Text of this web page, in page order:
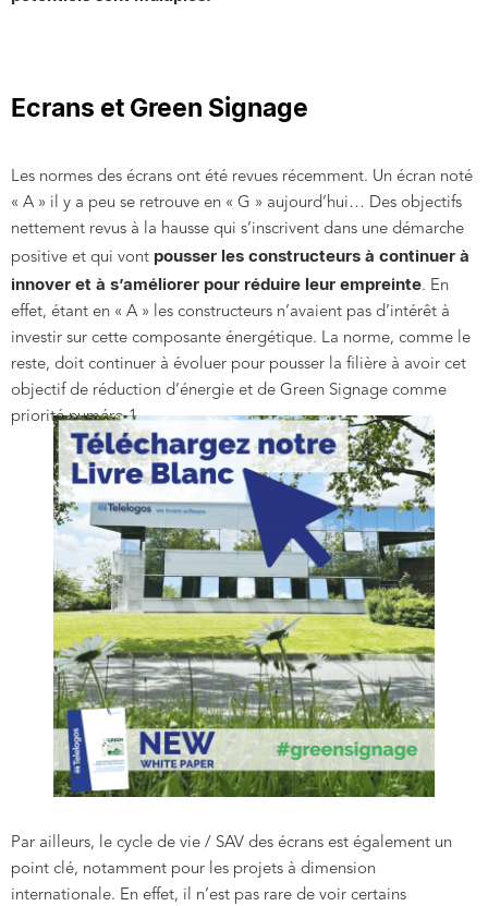
Ecrans et Green Signage
Les normes des écrans ont été revues récemment. Un écran noté
« A » il y a peu se retrouve en « G » aujourd’hui… Des objectifs
nettement revus à la hausse qui s’inscrivent dans une démarche
positive et qui vont pousser les constructeurs à continuer à
innover et à s’améliorer pour réduire leur empreinte. En
effet, étant en « A » les constructeurs n’avaient pas d’intérêt à
investir sur cette composante énergétique. La norme, comme le
reste, doit continuer à évoluer pour pousser la filière à avoir cet
objectif de réduction d’énergie et de Green Signage comme
priorité numéro 1.
Par ailleurs, le cycle de vie / SAV des écrans est également un
point clé, notamment pour les projets à dimension
internationale. En effet, il n’est pas rare de voir certains